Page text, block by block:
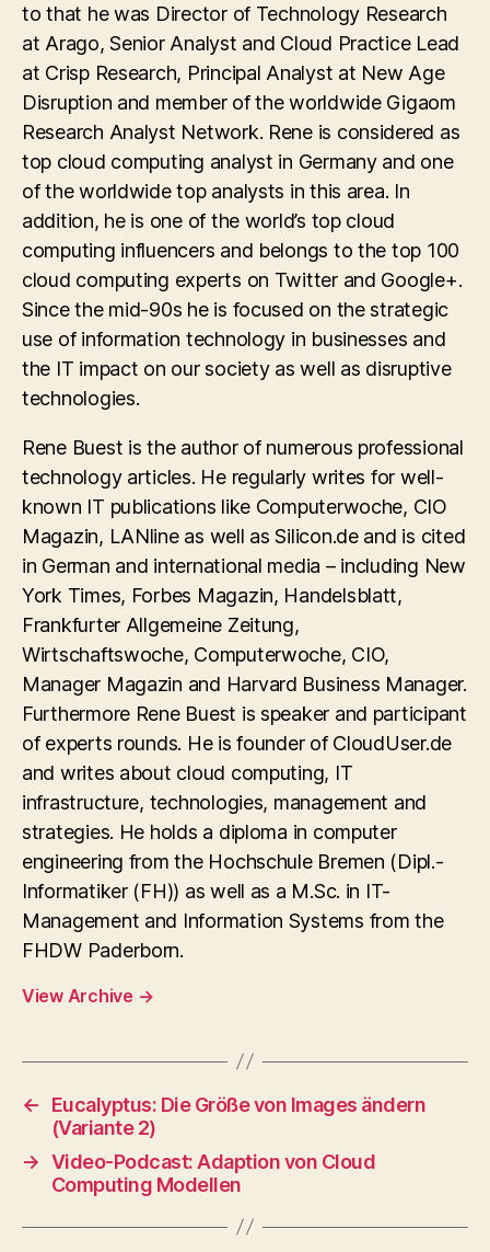
to that he was Director of Technology Research
at Arago, Senior Analyst and Cloud Practice Lead
at Crisp Research, Principal Analyst at New Age
Disruption and member of the worldwide Gigaom
Research Analyst Network. Rene is considered as
top cloud computing analyst in Germany and one
of the worldwide top analysts in this area. In
addition, he is one of the world’s top cloud
computing influencers and belongs to the top 100
cloud computing experts on Twitter and Google+.
Since the mid-90s he is focused on the strategic
use of information technology in businesses and
the IT impact on our society as well as disruptive
technologies.
Rene Buest is the author of numerous professional
technology articles. He regularly writes for well-
known IT publications like Computerwoche, CIO
Magazin, LANline as well as Silicon.de and is cited
in German and international media – including New
York Times, Forbes Magazin, Handelsblatt,
Frankfurter Allgemeine Zeitung,
Wirtschaftswoche, Computerwoche, CIO,
Manager Magazin and Harvard Business Manager.
Furthermore Rene Buest is speaker and participant
of experts rounds. He is founder of CloudUser.de
and writes about cloud computing, IT
infrastructure, technologies, management and
strategies. He holds a diploma in computer
engineering from the Hochschule Bremen (Dipl.-
Informatiker (FH)) as well as a M.Sc. in IT-
Management and Information Systems from the
FHDW Paderborn.
View Archive →
←
Eucalyptus: Die Größe von Images ändern
(Variante 2)
→ Video-Podcast: Adaption von Cloud
Computing Modellen